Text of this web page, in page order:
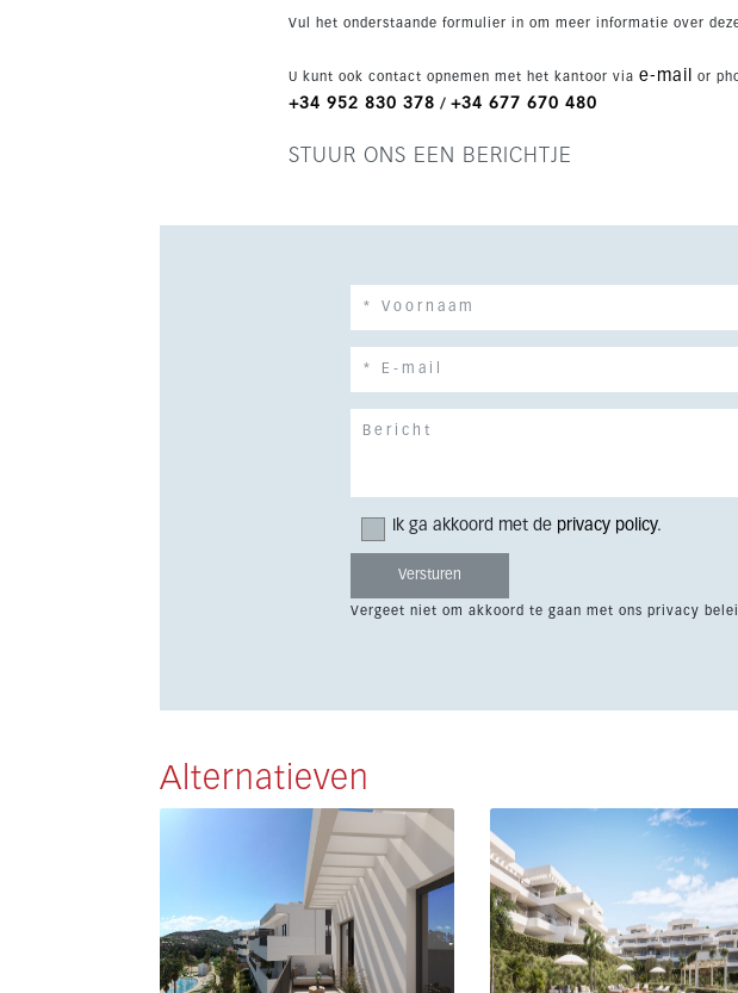
Vul het onderstaande formulier in om meer informatie over
U kunt ook contact opnemen met het kantoor via e-mail or
+34 952 830 378 / +34 677 670 480
STUUR ONS EEN BERICHTJE
Ik ga akkoord met de privacy policy.
Vergeet niet om akkoord te gaan met ons privacy
Alternatieven